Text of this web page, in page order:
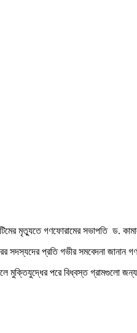
মৃত্যুতে গণফোরামের সভাপতি ড.
সদস্যদের প্রতি গভীর সমবেদনা জানান
পরে বিধ্বস্ত গ্রামগুলো জন্য